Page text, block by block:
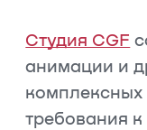
Студия CGF
анимации и
комплексных
требования